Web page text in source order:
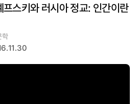
스키와 러시아 정교: 인간이란
학